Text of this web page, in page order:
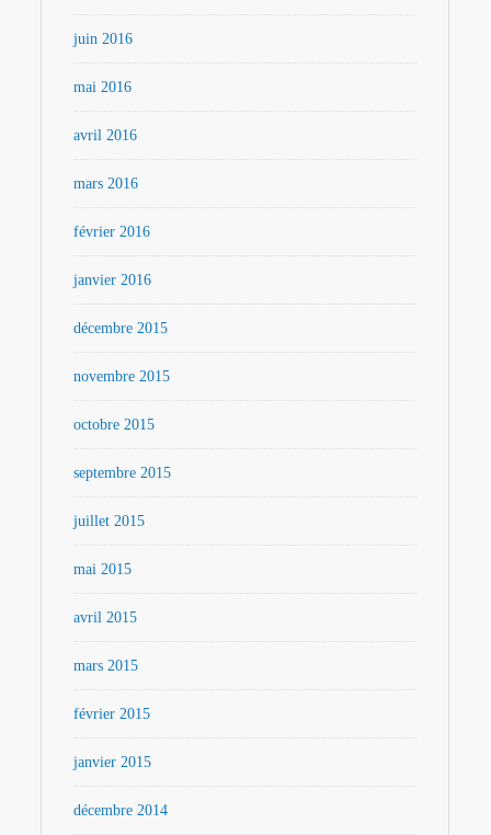
juin 2016
mai 2016
avril 2016
mars 2016
février 2016
janvier 2016
décembre 2015
novembre 2015
octobre 2015
septembre 2015
juillet 2015
mai 2015
avril 2015
mars 2015
février 2015
janvier 2015
décembre 2014